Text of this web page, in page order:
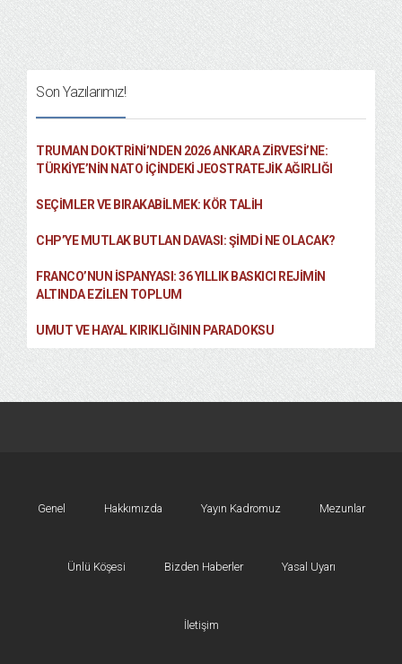
Son Yazılarımız!
TRUMAN DOKTRINI’NDEN 2026 ANKARA ZIRVESI’NE:
TÜRKIYE’NIN NATO İÇINDEKI JEOSTRATEJIK AĞIRLIĞI
SEÇIMLER VE BIRAKABILMEK: KÖR TALIH
CHP’YE MUTLAK BUTLAN DAVASI: ŞİMDİ NE OLACAK?
FRANCO’NUN İSPANYASI: 36 YILLIK BASKICI REJIMIN
ALTINDA EZILEN TOPLUM
UMUT VE HAYAL KIRIKLIĞININ PARADOKSU
Genel Hakkımızda Yayın Kadromuz Mezunlar
Ünlü Köşesi Bizden Haberler Yasal Uyarı
İletişim